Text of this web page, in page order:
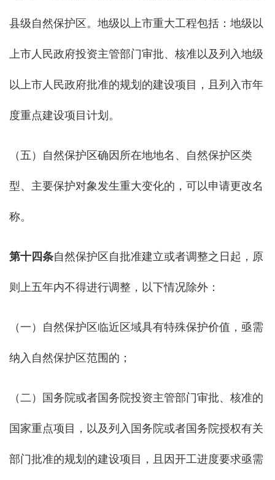
县级自然保护区。地级以上市重大工程包括：地级以
上市人民政府投资主管部门审批、核准以及列入地级
以上市人民政府批准的规划的建设项目，且列入市年
度重点建设项目计划。
（五）自然保护区确因所在地地名、自然保护区类
型、主要保护对象发生重大变化的，可以申请更改名
称。
第十四条自然保护区自批准建立或者调整之日起，原
则上五年内不得进行调整，以下情况除外：
（一）自然保护区临近区域具有特殊保护价值，亟需
纳入自然保护区范围的；
（二）国务院或者国务院投资主管部门审批、核准的
国家重点项目，以及列入国务院或者国务院授权有关
部门批准的规划的建设项目，且因开工进度要求亟需